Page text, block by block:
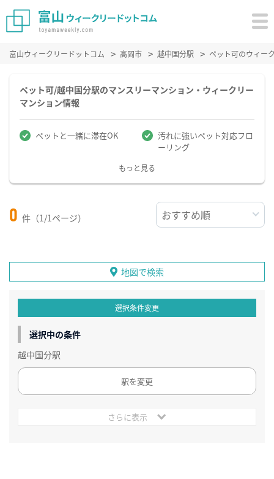
富山ウィークリードットコム 高岡市 越中国分駅 ペット可のウィー
ペット可/越中国分駅のマンスリーマンション・ウィークリー
マンション情報
ペットと一緒に滞在OK
汚れに強いペット対応フロ
ーリング
もっと見る
0 件（1/1ページ）
地図で検索
選択条件変更
選択中の条件
越中国分駅
駅を変更
さらに表示